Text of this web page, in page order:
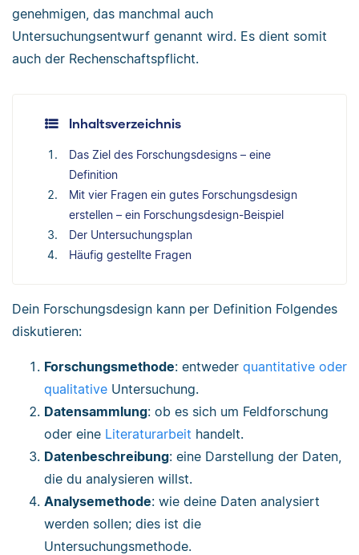
genehmigen, das manchmal auch
Untersuchungsentwurf genannt wird. Es dient somit
auch der Rechenschaftspflicht.
Inhaltsverzeichnis
Das Ziel des Forschungsdesigns – eine
Definition
Mit vier Fragen ein gutes Forschungsdesign
erstellen – ein Forschungsdesign-Beispiel
Der Untersuchungsplan
Häufig gestellte Fragen
Dein Forschungsdesign kann per Definition Folgendes
diskutieren:
Forschungsmethode: entweder quantitative oder
qualitative Untersuchung.
Datensammlung: ob es sich um Feldforschung
oder eine Literaturarbeit handelt.
Datenbeschreibung: eine Darstellung der Daten,
die du analysieren willst.
Analysemethode: wie deine Daten analysiert
werden sollen; dies ist die
Untersuchungsmethode.